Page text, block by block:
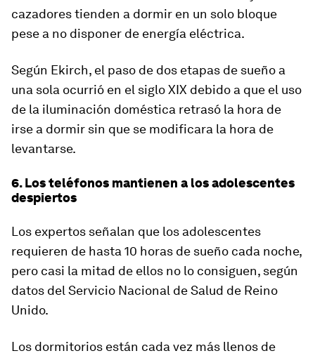
cazadores tienden a dormir en un solo bloque
pese a no disponer de energía eléctrica.
Según Ekirch, el paso de dos etapas de sueño a
una sola ocurrió en el siglo XIX debido a que el uso
de la iluminación doméstica retrasó la hora de
irse a dormir sin que se modificara la hora de
levantarse.
6. Los teléfonos mantienen a los adolescentes
despiertos
Los expertos señalan que los adolescentes
requieren de hasta 10 horas de sueño cada noche,
pero casi la mitad de ellos no lo consiguen, según
datos del Servicio Nacional de Salud de Reino
Unido.
Los dormitorios están cada vez más llenos de